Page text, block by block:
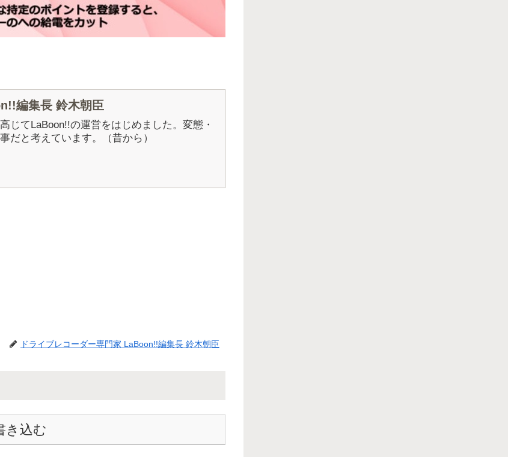
編集長 鈴木朝臣
じてLaBoon!!の運営をはじめました。変態・
だと考えています。（昔から）
ドライブレコーダー専門家 LaBoon!!編集長 鈴木朝臣
き込む